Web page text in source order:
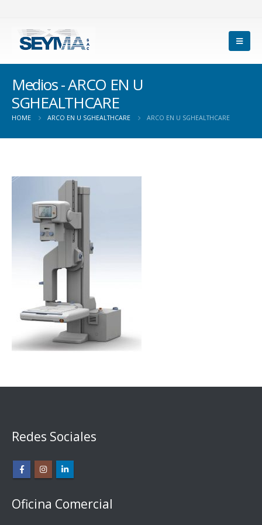
Medios - ARCO EN U
SGHEALTHCARE
HOME ARCO EN U SGHEALTHCARE ARCO EN U SGHEALTHCARE
Redes Sociales
Oficina Comercial